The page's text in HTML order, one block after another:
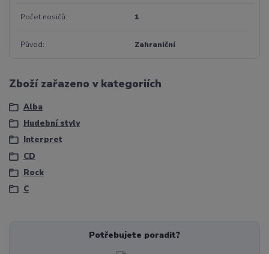
Počet nosičů 1
Původ Zahraniční
Zboží zařazeno v kategoriích
Alba
Hudební styly
Interpret
CD
Rock
C
Potřebujete poradit?